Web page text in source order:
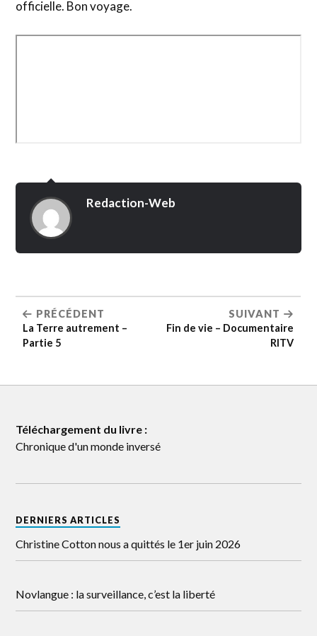
officielle. Bon voyage.
Redaction-Web
PRÉCÉDENT
La Terre autrement –
Partie 5
SUIVANT
Fin de vie – Documentaire
RITV
Téléchargement du livre :
Chronique d'un monde inversé
DERNIERS ARTICLES
Christine Cotton nous a quittés le 1er juin 2026
Novlangue : la surveillance, c’est la liberté